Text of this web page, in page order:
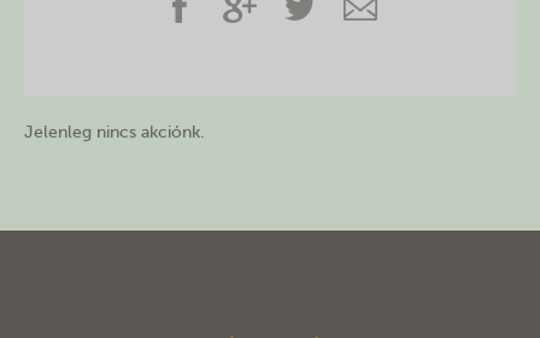
Jelenleg nincs akciónk.